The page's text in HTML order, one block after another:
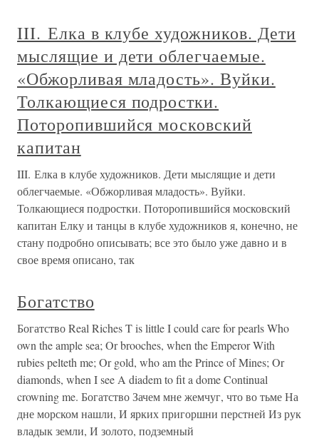
III. Елка в клубе художников. Дети
мыслящие и дети облегчаемые.
«Обжорливая младость». Вуйки.
Толкающиеся подростки.
Поторопившийся московский
капитан
III. Елка в клубе художников. Дети мыслящие и дети
облегчаемые. «Обжорливая младость». Вуйки.
Толкающиеся подростки. Поторопившийся московский
капитан Елку и танцы в клубе художников я, конечно, не
стану подробно описывать; все это было уже давно и в
свое время описано, так
Богатство
Богатство Real Riches T is little I could care for pearls Who
own the ample sea; Or brooches, when the Emperor With
rubies pelteth me; Or gold, who am the Prince of Mines; Or
diamonds, when I see A diadem to fit a dome Continual
crowning me. Богатство Зачем мне жемчуг, что во тьме На
дне морском нашли, И ярких пригоршни перстней Из рук
владык земли, И золото, подземный